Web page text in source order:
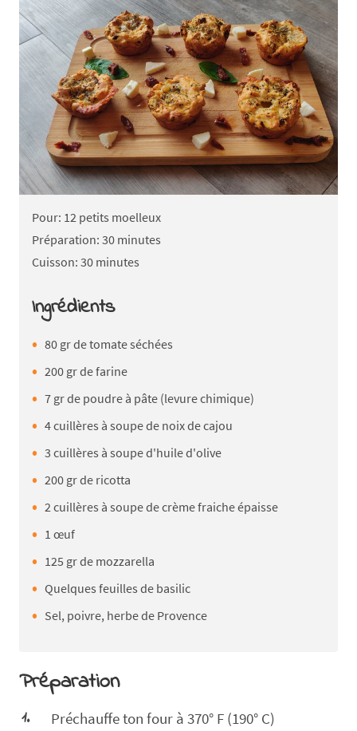
Pour: 12 petits moelleux
Préparation: 30 minutes
Cuisson: 30 minutes
Ingrédients
80 gr de tomate séchées
200 gr de farine
7 gr de poudre à pâte (levure chimique)
4 cuillères à soupe de noix de cajou
3 cuillères à soupe d'huile d'olive
200 gr de ricotta
2 cuillères à soupe de crème fraiche épaisse
1 œuf
125 gr de mozzarella
Quelques feuilles de basilic
Sel, poivre, herbe de Provence
Préparation
Préchauffe ton four à 370° F (190° C)